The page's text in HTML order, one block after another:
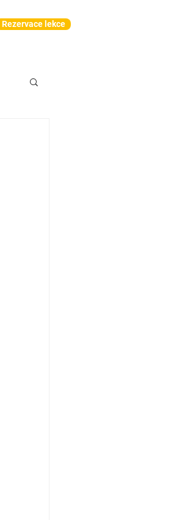
Rezervace lekce